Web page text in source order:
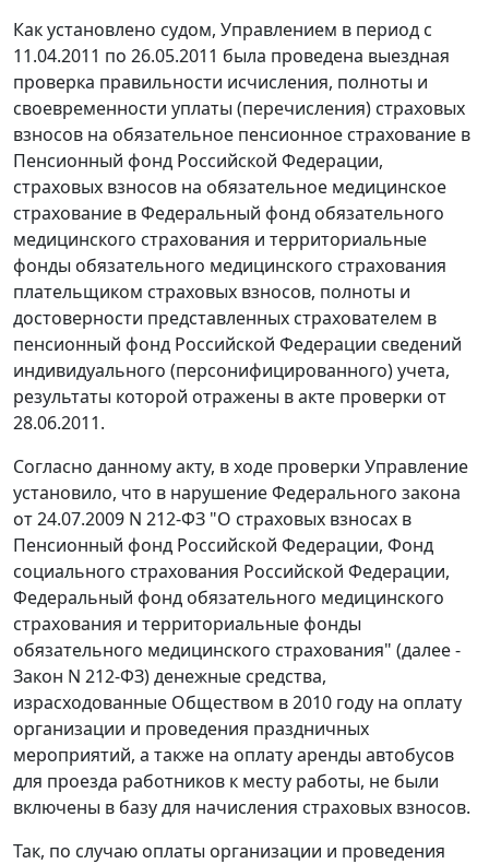
Как установлено судом, Управлением в период с
11.04.2011 по 26.05.2011 была проведена выездная
проверка правильности исчисления, полноты и
своевременности уплаты (перечисления) страховых
взносов на обязательное пенсионное страхование в
Пенсионный фонд Российской Федерации,
страховых взносов на обязательное медицинское
страхование в Федеральный фонд обязательного
медицинского страхования и территориальные
фонды обязательного медицинского страхования
плательщиком страховых взносов, полноты и
достоверности представленных страхователем в
пенсионный фонд Российской Федерации сведений
индивидуального (персонифицированного) учета,
результаты которой отражены в акте проверки от
28.06.2011.
Согласно данному акту, в ходе проверки Управление
установило, что в нарушениеФедерального закона
от 24.07.2009 N 212-ФЗ "О страховых взносах в
Пенсионный фонд Российской Федерации, Фонд
социального страхования Российской Федерации,
Федеральный фонд обязательного медицинского
страхования и территориальные фонды
обязательного медицинского страхования" (далее -
Закон N 212-ФЗ) денежные средства,
израсходованные Обществом в 2010 году на оплату
организации и проведения праздничных
мероприятий, а также на оплату аренды автобусов
для проезда работников к месту работы, не были
включены в базу для начисления страховых взносов.
Так, по случаю оплаты организации и проведения